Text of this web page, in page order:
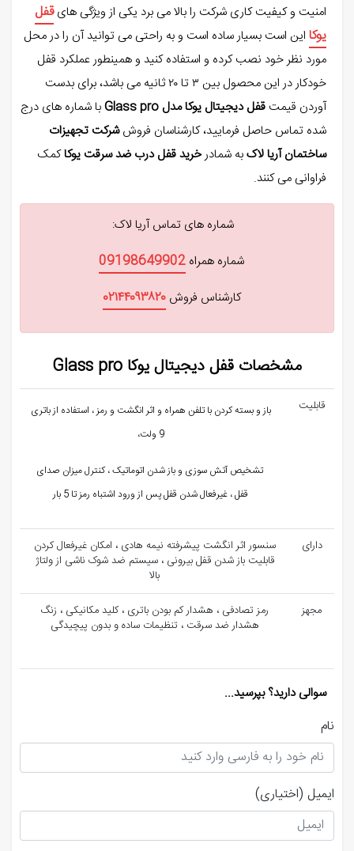
امنیت و کیفیت کاری شرکت را بالا می برد یکی از ویژگی هایقفل
یوکا این است بسیار ساده است و به راحتی می توانید آن را در محل
مورد نظر خود نصب کرده و استفاده کنید و همینطور عملکرد قفل
خودکار در این محصول بین ۳ تا ۲۰ ثانیه می باشد، برای بدست
آوردن قیمت قفل دیجیتال یوکا مدل Glass pro
با شماره های درج
شده تماس حاصل فرمایید، کارشناسان فروششرکت تجهیزات
ساختمان آریا لاکبه شمادرخرید قفل درب ضد سرقت یوکاکمک
فراوانی می کنند.
شماره های تماس آریا لاک:
شماره همراه 09198649902
کارشناس فروش٠٢١۴۴٠٩٣٨٢٠
مشخصات قفل دیجیتال یوکا Glass pro
قابلیت
باز و بسته کردن با تلفن همراه و اثر انگشت و رمز ، استفاده از باتری
9 ولت،
تشخیص آتش سوزی و باز شدن اتوماتیک ، کنترل میزان صدای
قفل ، غیرفعال شدن قفل پس از ورود اشتباه رمز تا 5 بار
دارای
سنسور اثر انگشت پیشرفته نیمه هادی ، امکان غیرفعال کردن
قابلیت باز شدن قفل بیرونی ، سیستم ضد شوک ناشی از ولتاژ
بالا
مجهز
رمز تصادفی ، هشدار کم بودن باتری ، کلید مکانیکی ، زنگ
هشدار ضد سرقت ، تنظیمات ساده و بدون پیچیدگی
سوالی دارید؟ بپرسید...
نام
ایمیل (اختیاری)